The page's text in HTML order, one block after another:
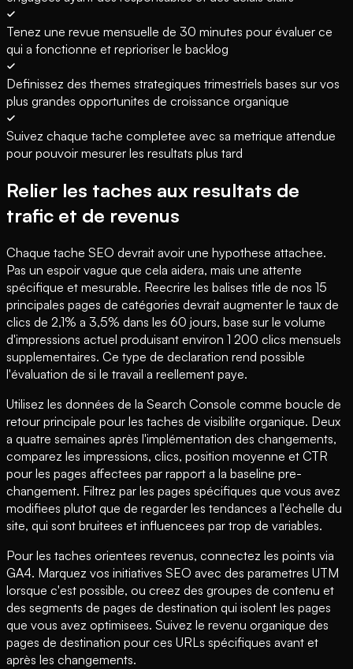
Tenez une revue mensuelle de 30 minutes pour évaluer ce
qui a fonctionne et reprioriser le backlog
Definissez des themes strategiques trimestriels bases sur vos
plus grandes opportunites de croissance organique
Suivez chaque tache completee avec sa metrique attendue
pour pouvoir mesurer les resultats plus tard
Relier les taches aux resultats de
trafic et de revenus
Chaque tache SEO devrait avoir une hypothese attachee.
Pas un espoir vague que cela aidera, mais une attente
spécifique et mesurable. Reecrire les balises title de nos 15
principales pages de catégories devrait augmenter le taux de
clics de 2,1% a 3,5% dans les 60 jours, base sur le volume
d'impressions actuel produisant environ 1 200 clics mensuels
supplementaires. Ce type de declaration rend possible
l'évaluation de si le travail a reellement paye.
Utilisez les données de la Search Console comme boucle de
retour principale pour les taches de visibilite organique. Deux
a quatre semaines après l'implémentation des changements,
comparez les impressions, clics, position moyenne et CTR
pour les pages affectees par rapport a la baseline pre-
changement. Filtrez par les pages spécifiques que vous avez
modifiees plutot que de regarder les tendances a l'échelle du
site, qui sont bruitees et influencees par trop de variables.
Pour les taches orientees revenus, connectez les points via
GA4. Marquez vos initiatives SEO avec des parametres UTM
lorsque c'est possible, ou creez des groupes de contenu et
des segments de pages de destination qui isolent les pages
que vous avez optimisees. Suivez le revenu organique des
pages de destination pour ces URLs spécifiques avant et
après les changements.